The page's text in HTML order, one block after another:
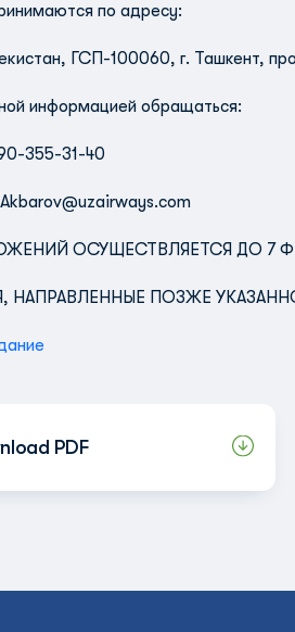
по адресу:
ГСП-100060, г. Ташкент,
информацией обращаться:
355-31-40
ОСУЩЕСТВЛЯЕТСЯ ДО 7
НАПРАВЛЕННЫЕ ПОЗЖЕ
PDF